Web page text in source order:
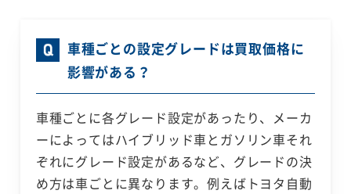
車種ごとの設定グレードは買取価格に
影響がある？
車種ごとに各グレード設定があったり、メーカ
ーによってはハイブリッド車とガソリン車それ
ぞれにグレード設定があるなど、グレードの決
め方は車ごとに異なります。例えばトヨタ自動